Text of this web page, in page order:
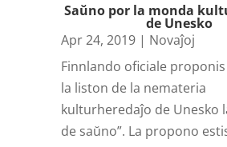
Saŭno por la monda
de Unesko
Apr 24, 2019| Novaĵoj
Finnlando oficiale
la liston de la nemateria
kulturheredaĵo de Unesko
de saŭno”. La propono